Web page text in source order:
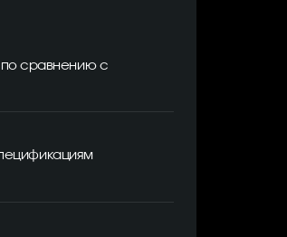
по сравнению с